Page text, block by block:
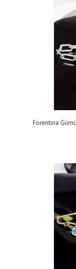
Forentina
Yapısı:
Forentina